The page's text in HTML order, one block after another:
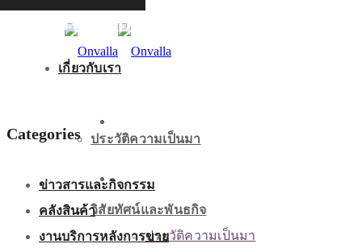
เกี่ยวกับเรา
ประวัติความเป็นมา
วิสัยทัศน์และพันธกิจ
เกี่ยวกับเรา
ประวัติความเป็นมา
KNOWLEDGE
Categories
ข่าวสารและกิจกรรม
คลังสินค้า
งานบริการหลังการขาย